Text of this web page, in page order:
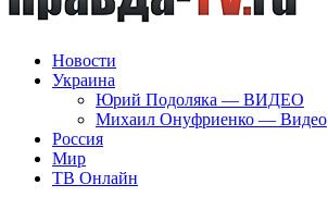
Новости
Украина
Юрий Подоляка — ВИДЕО
Михаил Онуфриенко — Видео
Россия
Мир
ТВ Онлайн